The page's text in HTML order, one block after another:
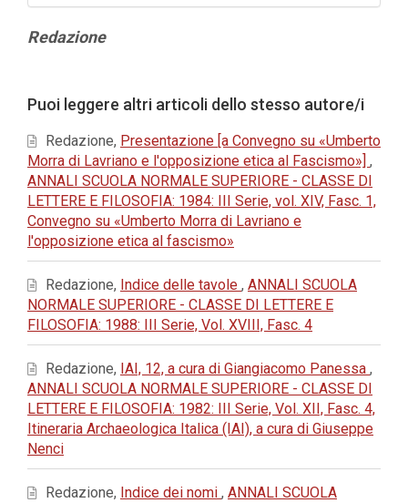
Contenuto
Redazione
dell'articolo
Puoi leggere altri articoli dello stesso autore/i
Redazione, Presentazione [a Convegno su «Umberto
Morra di Lavriano e l'opposizione etica al Fascismo»] ,
ANNALI SCUOLA NORMALE SUPERIORE - CLASSE DI
LETTERE E FILOSOFIA: 1984: III Serie, vol. XIV, Fasc. 1,
Convegno su «Umberto Morra di Lavriano e
l'opposizione etica al fascismo»
Redazione, Indice delle tavole , ANNALI SCUOLA
NORMALE SUPERIORE - CLASSE DI LETTERE E
FILOSOFIA: 1988: III Serie, Vol. XVIII, Fasc. 4
Redazione, IAI, 12, a cura di Giangiacomo Panessa ,
ANNALI SCUOLA NORMALE SUPERIORE - CLASSE DI
LETTERE E FILOSOFIA: 1982: III Serie, Vol. XII, Fasc. 4,
Itineraria Archaeologica Italica (IAI), a cura di Giuseppe
Nenci
Redazione, Indice dei nomi , ANNALI SCUOLA